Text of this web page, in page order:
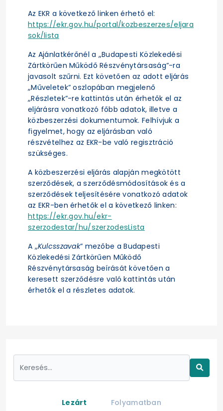
Az EKR a következő linken érhető el:
https://ekr.gov.hu/portal/kozbeszerzes/eljara
sok/lista
Az Ajánlatkérőnél a „Budapesti Közlekedési
Zártkörűen Működő Részvénytársaság”-ra
javasolt szűrni. Ezt követően az adott eljárás
„Műveletek” oszlopában megjelenő
„Részletek”-re kattintás után érhetők el az
eljárásra vonatkozó főbb adatok, illetve a
közbeszerzési dokumentumok. Felhívjuk a
figyelmet, hogy az eljárásban való
részvételhez az EKR-be való regisztráció
szükséges.
A közbeszerzési eljárás alapján megkötött
szerződések, a szerződésmódosítások és a
szerződések teljesítésére vonatkozó adatok
az EKR-ben érhetők el a következő linken:
https://ekr.gov.hu/ekr-
szerzodestar/hu/szerzodesLista
A „Kulcsszavak” mezőbe a Budapesti
Közlekedési Zártkörűen Működő
Részvénytársaság beírását követően a
keresett szerződésre való kattintás után
érhetők el a részletes adatok.
Lezárt Folyamatban